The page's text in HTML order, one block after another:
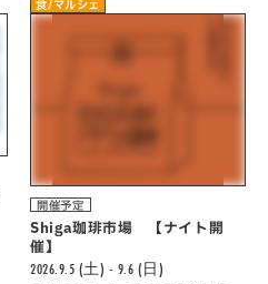
食/マルシェ
開催予定
Shiga珈琲市場 【ナイト開
催】
2026.9.5 (土) - 9.6 (日)